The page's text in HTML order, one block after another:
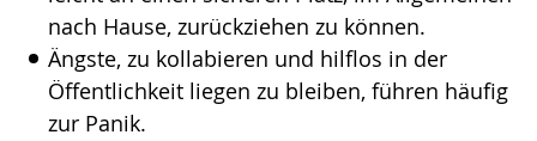
nach Hause, zurückziehen zu können.
Ängste, zu kollabieren und hilflos in der
Öffentlichkeit liegen zu bleiben, führen häufig
zur Panik.